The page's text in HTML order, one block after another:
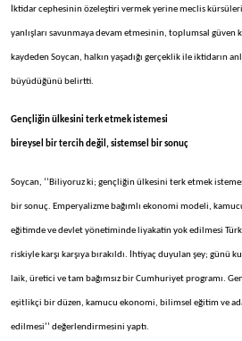
İktidar cephesinin özeleştiri vermek yerine meclis
yanlışları savunmaya devam etmesinin, toplumsal
kaydeden Soycan, halkın yaşadığı gerçeklik ile iktidarın
büyüdüğünü belirtti.
Gençliğin ülkesini terk etmek istemesi
bireysel bir tercih değil, sistemsel bir sonuç
Soycan, ‘’Biliyoruz ki; gençliğin ülkesini terk etmek
bir sonuç. Emperyalizme bağımlı ekonomi modeli,
eğitimde ve devlet yönetiminde liyakatin yok edilmesi
riskiyle karşı karşıya bırakıldı. İhtiyaç duyulan şey; günü
laik, üretici ve tam bağımsız bir Cumhuriyet programı.
eşitlikçi bir düzen, kamucu ekonomi, bilimsel eğitim ve
edilmesi’’ değerlendirmesini yaptı.